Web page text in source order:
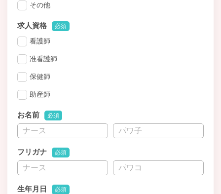
その他
求人資格 必須
看護師
准看護師
保健師
助産師
お名前 必須
フリガナ 必須
生年月日 必須